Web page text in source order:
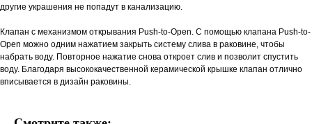
другие украшения не попадут в канализацию.
Клапан с механизмом открывания Push-to-Open. С помощью клапана Push-to-
Open можно одним нажатием закрыть систему слива в раковине, чтобы
набрать воду. Повторное нажатие снова откроет слив и позволит спустить
воду. Благодаря высококачественной керамической крышке клапан отлично
вписывается в дизайн раковины.